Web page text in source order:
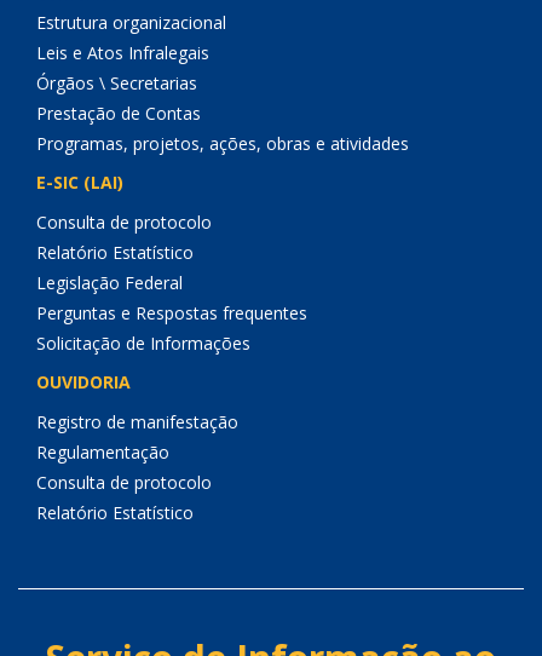
Estrutura organizacional
Leis e Atos Infralegais
Órgãos \ Secretarias
Prestação de Contas
Programas, projetos, ações, obras e atividades
E-SIC (LAI)
Consulta de protocolo
Relatório Estatístico
Legislação Federal
Perguntas e Respostas frequentes
Solicitação de Informações
OUVIDORIA
Registro de manifestação
Regulamentação
Consulta de protocolo
Relatório Estatístico